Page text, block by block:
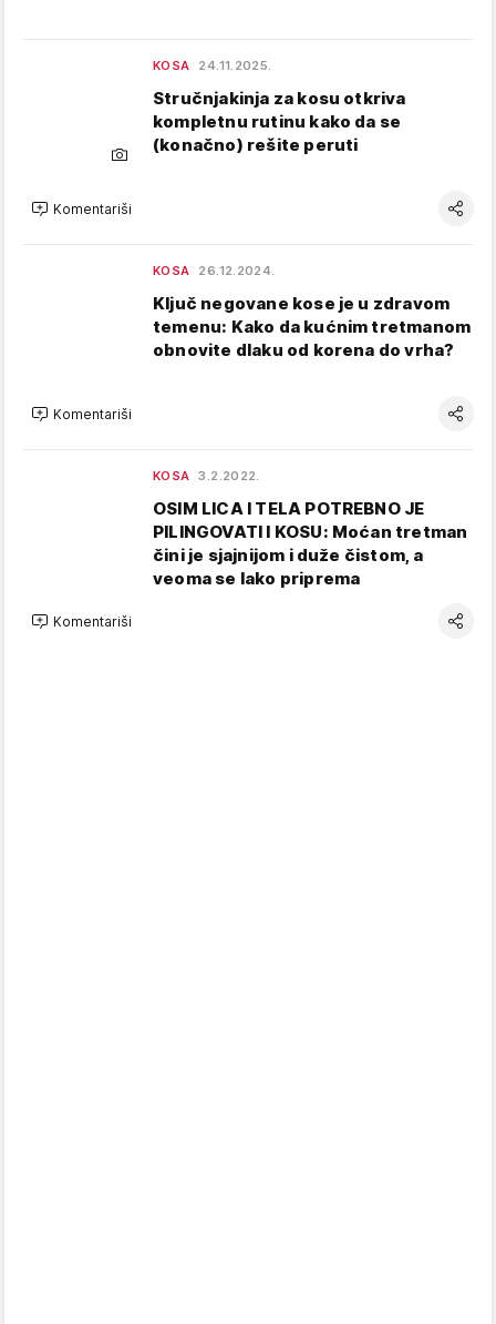
KOSA 24.11.2025.
Stručnjakinja za kosu otkriva
kompletnu rutinu kako da se
(konačno) rešite peruti
Komentariši
KOSA 26.12.2024.
Ključ negovane kose je u zdravom
temenu: Kako da kućnim tretmanom
obnovite dlaku od korena do vrha?
Komentariši
KOSA 3.2.2022.
OSIM LICA I TELA POTREBNO JE
PILINGOVATI I KOSU: Moćan tretman
čini je sjajnijom i duže čistom, a
veoma se lako priprema
Komentariši